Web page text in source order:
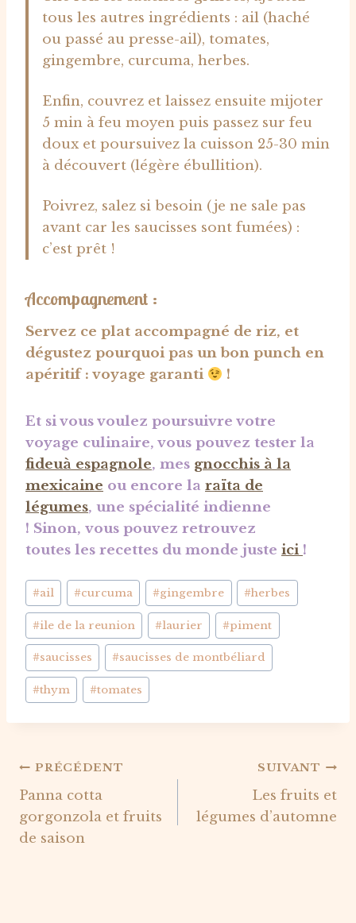
tous les autres ingrédients : ail (haché
ou passé au presse-ail), tomates,
gingembre, curcuma, herbes.
Enfin, couvrez et laissez ensuite mijoter
5 min à feu moyen puis passez sur feu
doux et poursuivez la cuisson 25-30 min
à découvert (légère ébullition).
Poivrez, salez si besoin (je ne sale pas
avant car les saucisses sont fumées) :
c’est prêt !
Accompagnement :
Servez ce plat accompagné de riz, et
dégustez pourquoi pas un bon punch en
apéritif : voyage garanti
!
Et si vous voulez poursuivre votre
voyage culinaire, vous pouvez tester la
fideuà espagnole, mes gnocchis à la
mexicaine ou encore la raïta de
légumes, une spécialité indienne
! Sinon, vous pouvez retrouvez
toutes les recettes du monde juste ici !
Étiquettes
de
la
publication :
#ail #curcuma #gingembre #herbes
#ile de la reunion #laurier #piment
#saucisses #saucisses de montbéliard
#thym #tomates
Navigation
de
l’article
PRÉCÉDENT
Panna cotta
gorgonzola et fruits
de saison
SUIVANT
Les fruits et
légumes d’automne